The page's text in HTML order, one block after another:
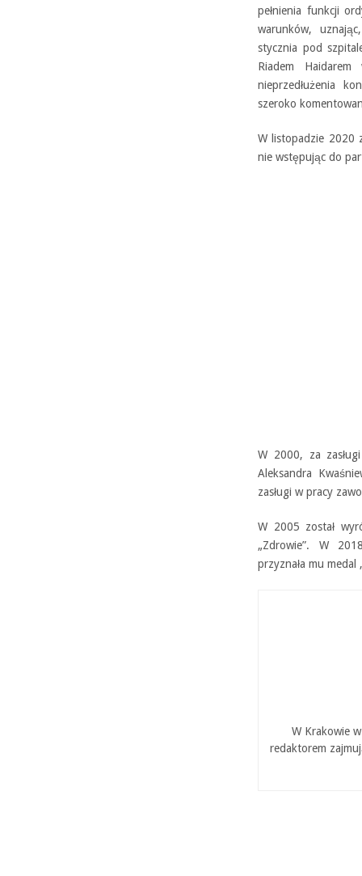
pełnienia funkcji
warunków,
stycznia pod
Riadem
nieprzedłużenia
szeroko
W listopadzie 2020
nie wstępując do
W 2000, za
Aleksandra
zasługi w pracy
W 2005 został
„Zdrowie”. W
przyznała mu medal
W Krakowie
redaktorem